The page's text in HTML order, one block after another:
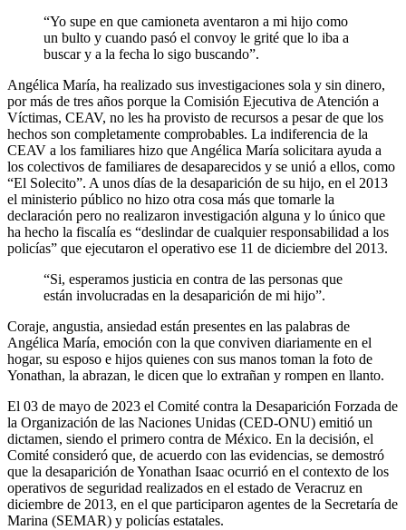
“Yo supe en que camioneta aventaron a mi hijo como
un bulto y cuando pasó el convoy le grité que lo iba a
buscar y a la fecha lo sigo buscando”.
Angélica María, ha realizado sus investigaciones sola y sin dinero,
por más de tres años porque la Comisión Ejecutiva de Atención a
Víctimas, CEAV, no les ha provisto de recursos a pesar de que los
hechos son completamente comprobables. La indiferencia de la
CEAV a los familiares hizo que Angélica María solicitara ayuda a
los colectivos de familiares de desaparecidos y se unió a ellos, como
“El Solecito”. A unos días de la desaparición de su hijo, en el 2013
el ministerio público no hizo otra cosa más que tomarle la
declaración pero no realizaron investigación alguna y lo único que
ha hecho la fiscalía es “deslindar de cualquier responsabilidad a los
policías” que ejecutaron el operativo ese 11 de diciembre del 2013.
“Si, esperamos justicia en contra de las personas que
están involucradas en la desaparición de mi hijo”.
Coraje, angustia, ansiedad están presentes en las palabras de
Angélica María, emoción con la que conviven diariamente en el
hogar, su esposo e hijos quienes con sus manos toman la foto de
Yonathan, la abrazan, le dicen que lo extrañan y rompen en llanto.
El 03 de mayo de 2023 el Comité contra la Desaparición Forzada de
la Organización de las Naciones Unidas (CED-ONU) emitió un
dictamen, siendo el primero contra de México. En la decisión, el
Comité consideró que, de acuerdo con las evidencias, se demostró
que la desaparición de Yonathan Isaac ocurrió en el contexto de los
operativos de seguridad realizados en el estado de Veracruz en
diciembre de 2013, en el que participaron agentes de la Secretaría de
Marina (SEMAR) y policías estatales.